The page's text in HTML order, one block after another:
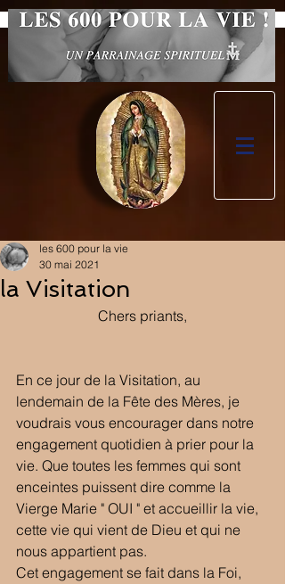
la Visitation
les 600 pour la vie
30 mai 2021
Chers priants,
En ce jour de la Visitation, au
lendemain de la Fête des Mères, je
voudrais vous encourager dans notre
engagement quotidien à prier pour la
vie. Que toutes les femmes qui sont
enceintes puissent dire comme la
Vierge Marie " OUI " et accueillir la vie,
cette vie qui vient de Dieu et qui ne
nous appartient pas.
Cet engagement se fait dans la Foi,